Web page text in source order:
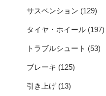
サスペンション (129)
タイヤ・ホイール (197)
トラブルシュート (53)
ブレーキ (125)
引き上げ (13)